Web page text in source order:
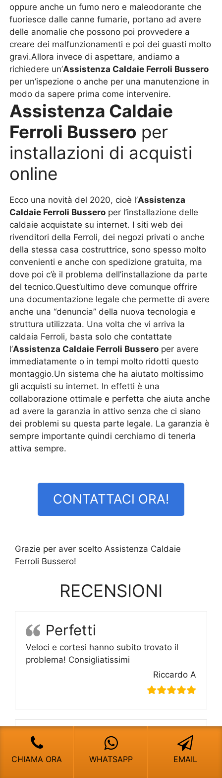
oppure anche un fumo nero e maleodorante che
fuoriesce dalle canne fumarie, portano ad avere
delle anomalie che possono poi provvedere a
creare dei malfunzionamenti e poi dei guasti molto
gravi.Allora invece di aspettare, andiamo a
richiedere un’Assistenza Caldaie Ferroli Bussero
per un’ispezione o anche per una manutenzione in
modo da sapere prima come intervenire.
Assistenza Caldaie
Ferroli Bussero per
installazioni di acquisti
online
Ecco una novità del 2020, cioè l’Assistenza
Caldaie Ferroli Bussero per l’installazione delle
caldaie acquistate su internet. I siti web dei
rivenditori della Ferroli, dei negozi privati o anche
della stessa casa costruttrice, sono spesso molto
convenienti e anche con spedizione gratuita, ma
dove poi c’è il problema dell’installazione da parte
del tecnico.Quest’ultimo deve comunque offrire
una documentazione legale che permette di avere
anche una “denuncia” della nuova tecnologia e
struttura utilizzata. Una volta che vi arriva la
caldaia Ferroli, basta solo che contattate
l’Assistenza Caldaie Ferroli Bussero per avere
immediatamente o in tempi molto ridotti questo
montaggio.Un sistema che ha aiutato moltissimo
gli acquisti su internet. In effetti è una
collaborazione ottimale e perfetta che aiuta anche
ad avere la garanzia in attivo senza che ci siano
dei problemi su questa parte legale. La garanzia è
sempre importante quindi cerchiamo di tenerla
attiva sempre.
CONTATTACI ORA!
Grazie per aver scelto Assistenza Caldaie
Ferroli Bussero!
RECENSIONI
Perfetti
Veloci e cortesi hanno subito trovato il
problema! Consigliatissimi
Riccardo A
Pronto intervento
vero!
CHIAMA ORA WHATSAPP EMAIL